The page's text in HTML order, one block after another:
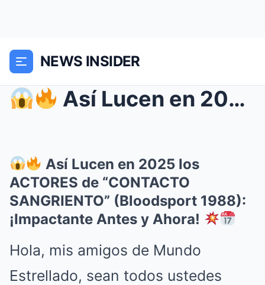
NEWS INSIDER
Así Lucen en 2025 los ACTORES de “CONTACT...
Así Lucen en 2025 los
ACTORES de “CONTACTO
SANGRIENTO” (Bloodsport 1988):
¡Impactante Antes y Ahora!
Hola, mis amigos de Mundo
Estrellado, sean todos ustedes